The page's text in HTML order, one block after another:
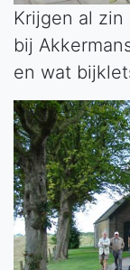
Krijgen al
bij
en wat